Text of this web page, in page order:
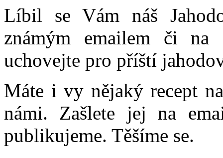
Líbil se Vám náš
známým emailem či
uchovejte pro příští
Máte i vy nějaký recept
námi. Zašlete jej na
publikujeme. Těšíme se.